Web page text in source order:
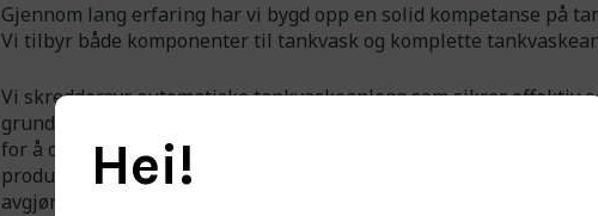
Gjennom lang erfaring har vi bygd opp en solid kompetanse på
Vi tilbyr både komponenter til tankvask og komplette
Vi skreddersyr automatiske tankvaskeanlegg som sikrer effektiv
grundig rengjøring av tanker. Våre systemer bruker avansert
for å oppnå høy rengjøringsstandard, reduserer nedetid og øker
produktiviteten. De er ideelle for alle industrier hvor rene tanker
avgjørende for kvalitet og sikkerhet.
Hei!